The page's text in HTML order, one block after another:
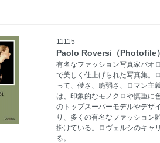
11115
Paolo Roversi（Photofile
有名なファッション写真家パオ
で美しく仕上げられた写真集。
って、儚さ、脆弱さ、ロマン主
は、印象的なモノクロや慎重に
のトップスーパーモデルやデザ
り、多くの有名なファッション
掛けている。ロヴェルシのキャ
る。